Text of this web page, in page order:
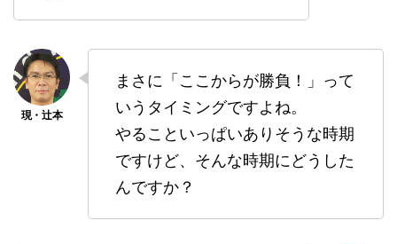
まさに「ここからが勝負！」って
いうタイミングですよね。
やることいっぱいありそうな時期
ですけど、そんな時期にどうした
んですか？